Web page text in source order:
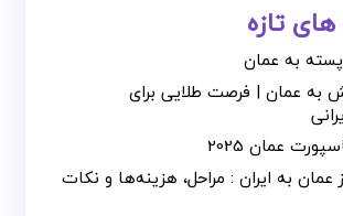
تازه
به عمان
به عمان | فرصت طلایی برای
عمان 2025
عمان به ایران : مراحل، هزینه‌ها و نکات